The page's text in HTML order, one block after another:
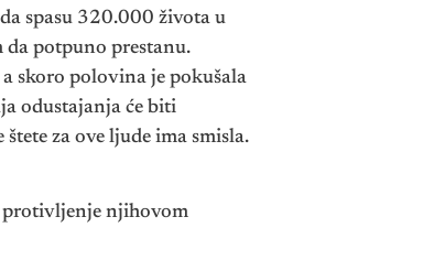
spasu 320.000 života u
da potpuno prestanu.
skoro polovina je pokušala
odustajanja će biti
za ove ljude ima smisla.
protivljenje njihovom